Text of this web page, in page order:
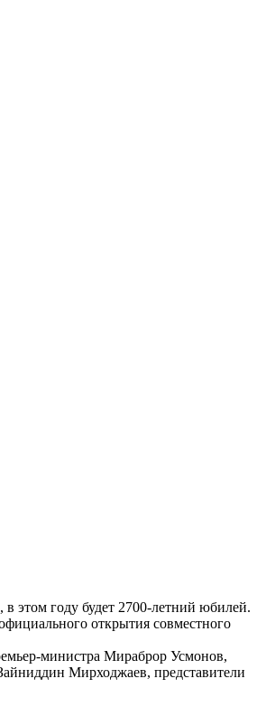
этом году будет 2700-летний юбилей.
открытия совместного
министра Мираброр Усмонов,
Мирходжаев, представители